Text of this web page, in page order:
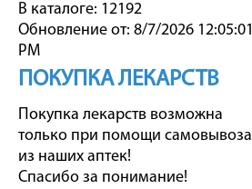
В каталоге: 12192
Обновление от: 8/7/2026 12:05:01
PM
ПОКУПКА ЛЕКАРСТВ
Покупка лекарств возможна
только при помощи самовывоза
из наших аптек!
Спасибо за понимание!